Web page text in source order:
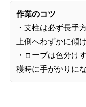
作業のコツ
・支柱は必ず長手
上側へわずかに傾
・ロープは色分け
穫時に手がかりに